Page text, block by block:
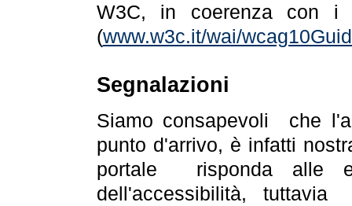
W3C, in coerenza con i
(www.w3c.it/wai/
Segnalazioni
Siamo consapevoli che
punto d'arrivo, è infatti
portale risponda alle
dell'accessibilità,